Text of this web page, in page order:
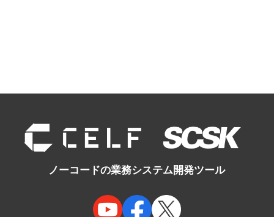
ノーコードの業務システム開発ツール